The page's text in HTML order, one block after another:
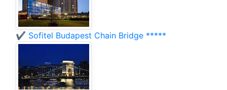
✔️ Sofitel Budapest Chain Bridge *****